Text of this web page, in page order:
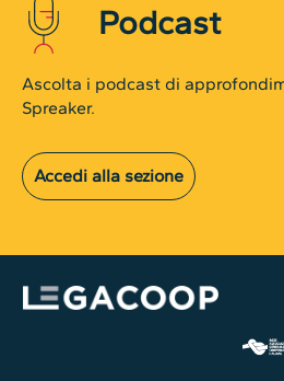
Podcast
Ascolta i podcast di
Spreaker.
Accedi alla sezione